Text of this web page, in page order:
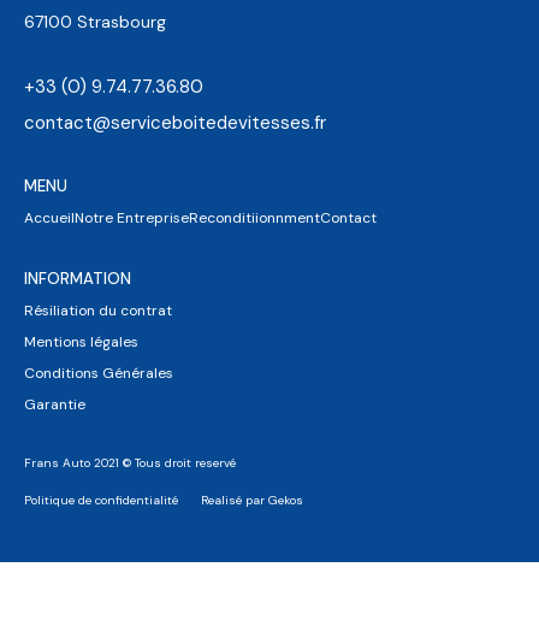
67100 Strasbourg
+33 (0) 9.74.77.36.80
contact@serviceboitedevitesses.fr
MENU
AccueilNotre EntrepriseReconditiionnmentContact
INFORMATION
Résiliation du contrat
Mentions légales
Conditions Générales
Garantie
Frans Auto 2021 © Tous droit reservé
Politique de confidentialité Realisé par Gekos